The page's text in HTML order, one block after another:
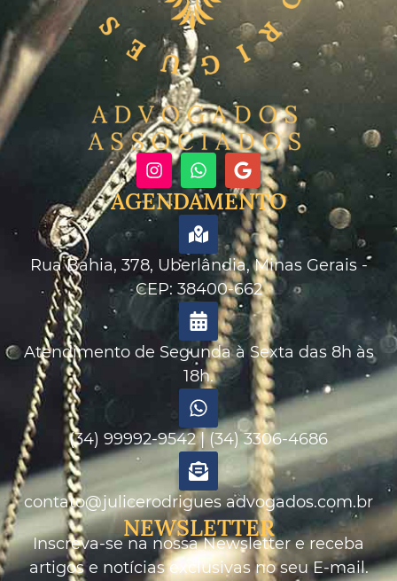
AGENDAMENTO
Rua Bahia, 378, Uberlândia, Minas Gerais -
CEP: 38400-662
Atendimento de Segunda à Sexta das 8h às
18h.
(34) 99992-9542 | (34) 3306-4686
contato@julicerodrigues advogados.com.br
NEWSLETTER
Inscreva-se na nossa Newsletter e receba
artigos e notícias exclusivas no seu E-mail.